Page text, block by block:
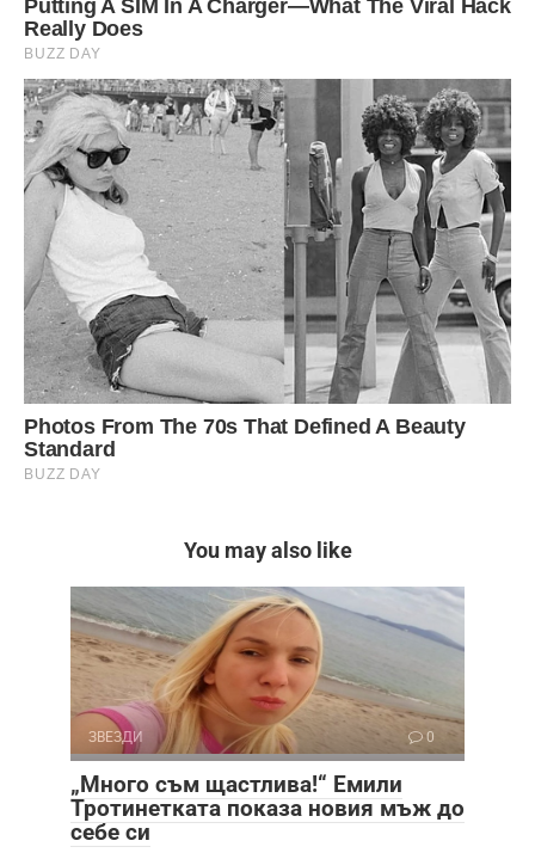
You may also like
ЗВЕЗДИ 0
„Много съм щастлива!“ Емили
Тротинетката показа новия мъж до
себе си